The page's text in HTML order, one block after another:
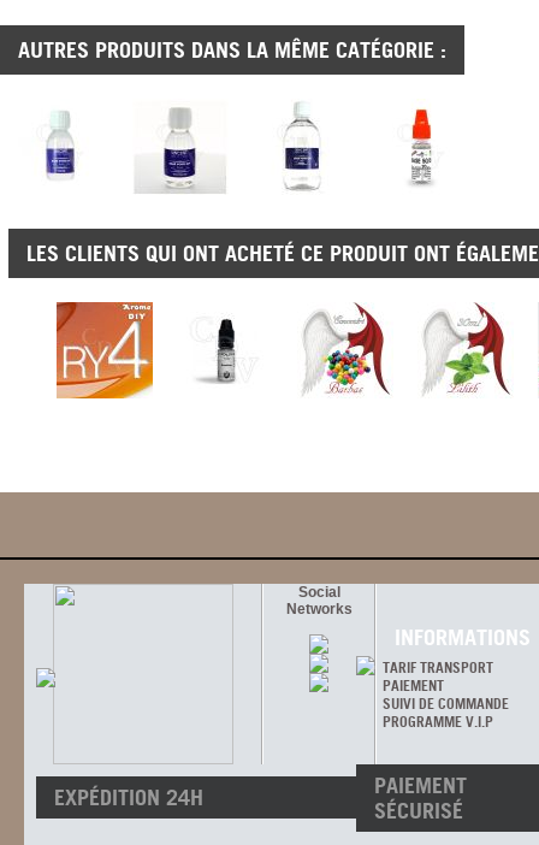
AUTRES PRODUITS DANS LA MÊME CATÉGORIE :
LES CLIENTS QUI ONT ACHETÉ CE PRODUIT ONT
Social
Networks
INFORMATIONS
TARIF TRANSPORT
PAIEMENT
SUIVI DE COMMANDE
PROGRAMME V.I.P
EXPÉDITION 24H
PAIEMENT
SÉCURISÉ